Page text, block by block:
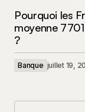
Pourquoi les
moyenne
?
Banque juillet 19,